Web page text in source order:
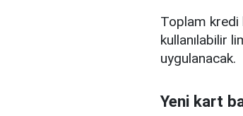
Toplam kredi
kullanılabilir
uygulanacak.
Yeni kart